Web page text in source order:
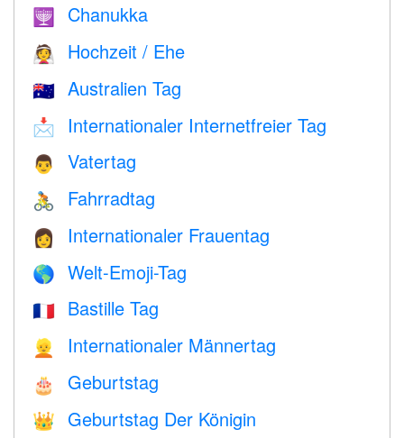
🕎 Chanukka
👰 Hochzeit / Ehe
🇦🇺 Australien Tag
📩 Internationaler Internetfreier Tag
👨 Vatertag
🚴 Fahrradtag
👩 Internationaler Frauentag
🌎 Welt-Emoji-Tag
🇫🇷 Bastille Tag
👱 Internationaler Männertag
🎂 Geburtstag
👑 Geburtstag Der Königin